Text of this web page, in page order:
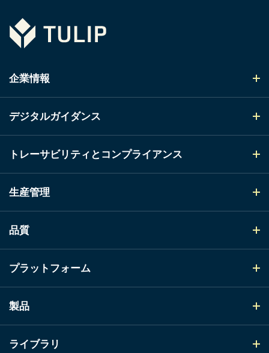
Tulip
企業情報
デジタルガイダンス
トレーサビリティとコンプライアンス
生産管理
品質
プラットフォーム
製品
ライブラリ